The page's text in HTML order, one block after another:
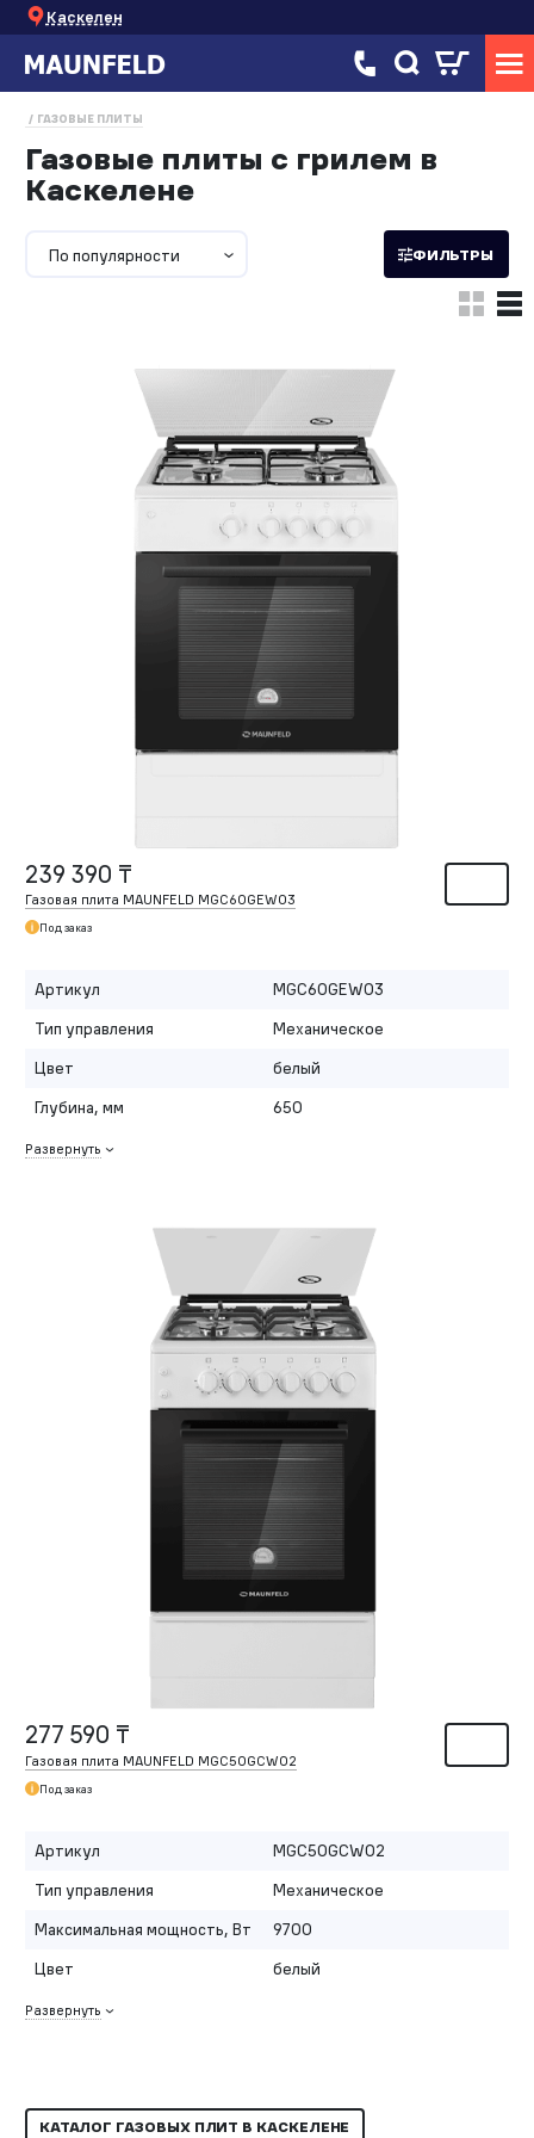
Каскелен
ГАЗОВЫЕ ПЛИТЫ
Газовые плиты с грилем в
Каскелене
По популярности ФИЛЬТРЫ
239 390 ₸
Газовая плита MAUNFELD MGC60GEW03
Под заказ
Артикул
MGC60GEW03
Тип управления
Механическое
Цвет
белый
Глубина, мм
650
Развернуть
277 590 ₸
Газовая плита MAUNFELD MGC50GCW02
Под заказ
Артикул
MGC50GCW02
Тип управления
Механическое
Максимальная мощность, Вт
9700
Цвет
белый
Развернуть
КАТАЛОГ ГАЗОВЫХ ПЛИТ В КАСКЕЛЕНЕ